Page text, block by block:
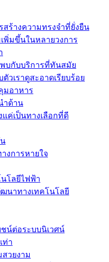
สร้างความทรงจำที่ยั่งยืน
พิ่มขึ้นในหลายวงการ
พบกับบริการที่ทันสมัย
เราดูสะอาดเรียบร้อย
มอาหาร
ำด้าน
แค่เป็นทางเลือกที่ดี
งการหายใจ
โลยีไฟฟ้า
ฒนาทางเทคโนโลยี
ชน์ต่อระบบนิเวศน์
ท่า
วยงาม